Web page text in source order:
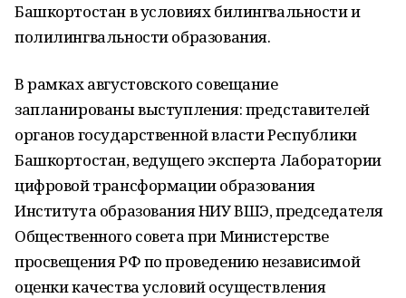
Башкортостан в условиях билингвальности и
полилингвальности образования.
В рамках августовского совещание
запланированы выступления: представителей
органов государственной власти Республики
Башкортостан, ведущего эксперта Лаборатории
цифровой трансформации образования
Института образования НИУ ВШЭ, председателя
Общественного совета при Министерстве
просвещения РФ по проведению независимой
оценки качества условий осуществления